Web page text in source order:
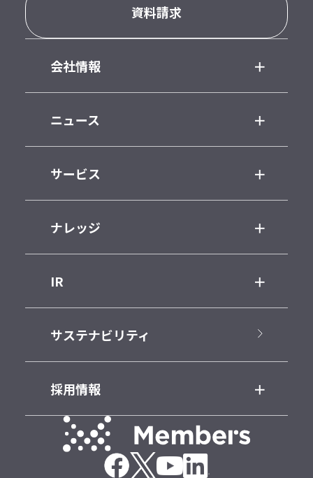
資料請求
会社情報
ニュース
サービス
ナレッジ
IR
サステナビリティ
採用情報